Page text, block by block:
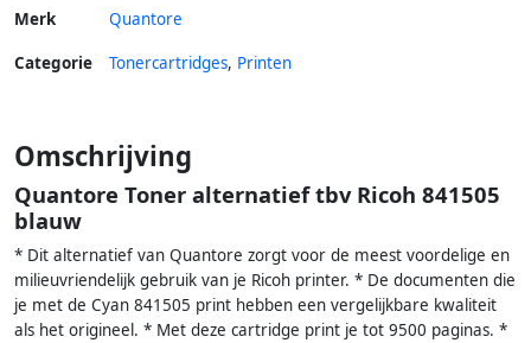
Merk Quantore
Categorie Tonercartridges, Printen
Omschrijving
Quantore Toner alternatief tbv Ricoh 841505
blauw
* Dit alternatief van Quantore zorgt voor de meest voordelige en
milieuvriendelijk gebruik van je Ricoh printer. * De documenten die
je met de Cyan 841505 print hebben een vergelijkbare kwaliteit
als het origineel. * Met deze cartridge print je tot 9500 paginas. *